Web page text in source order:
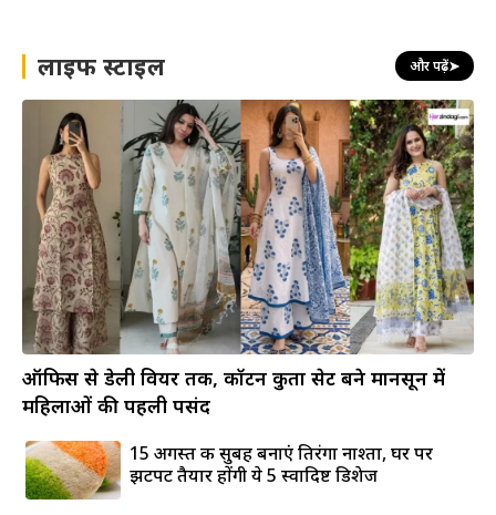
लाइफ स्टाइल और पढ़ें➤
ऑफिस से डेली वियर तक, कॉटन कुर्ता सेट बने मानसून में
महिलाओं की पहली पसंद
15 अगस्त की सुबह बनाएं तिरंगा नाश्ता, घर पर
झटपट तैयार होंगी ये 5 स्वादिष्ट डिशेज